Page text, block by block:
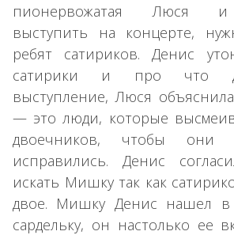
пионервожатая Люся и
выступить на концерте,
ребят сатириков. Денис
сатирики и про что
выступление, Люся
— это люди, которые
двоечников, чтобы они
исправились. Денис
искать Мишку так как
двое. Мишку Денис нашел в
сардельку, он настолько ее